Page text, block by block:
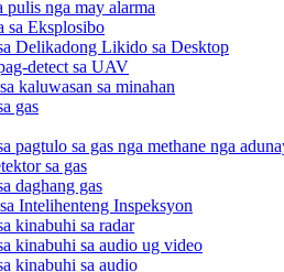
pulis nga may alarma
sa Eksplosibo
Delikadong Likido sa Desktop
detect sa UAV
kaluwasan sa minahan
gas
pagtulo sa gas nga methane nga
sa gas
daghang gas
Intelihenteng Inspeksyon
kinabuhi sa radar
kinabuhi sa audio ug video
kinabuhi sa audio